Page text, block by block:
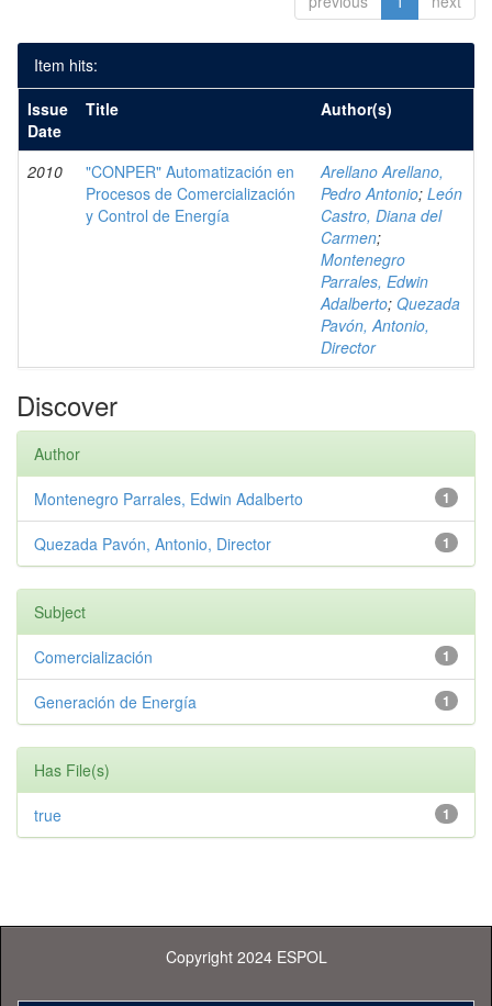
Item hits:
Issue
Date
Title Author(s)
2010
"CONPER" Automatización en
Procesos de Comercialización
y Control de Energía
Arellano Arellano,
Pedro Antonio; León
Castro, Diana del
Carmen;
Montenegro
Parrales, Edwin
Adalberto; Quezada
Pavón, Antonio,
Director
Discover
Author
1
Montenegro Parrales, Edwin Adalberto
1
Quezada Pavón, Antonio, Director
Subject
1
Comercialización
1
Generación de Energía
Has File(s)
1
true
Copyright 2024 ESPOL